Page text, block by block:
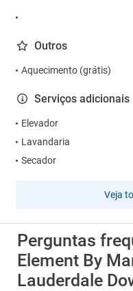
Outros
Aquecimento (grátis)
Serviços adicionais
Elevador
Lavandaria
Secador
Veja
Perguntas
Element By
Lauderdale